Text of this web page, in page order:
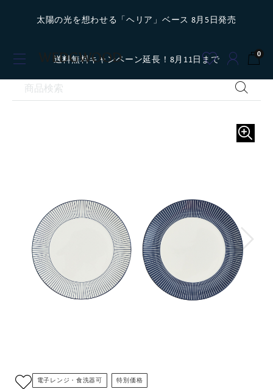
太陽の光を想わせる「ヘリア」ベース 8月5日発売
送料無料キャンペーン延長！8月11日まで 0
電子レンジ・食洗器可 特別価格